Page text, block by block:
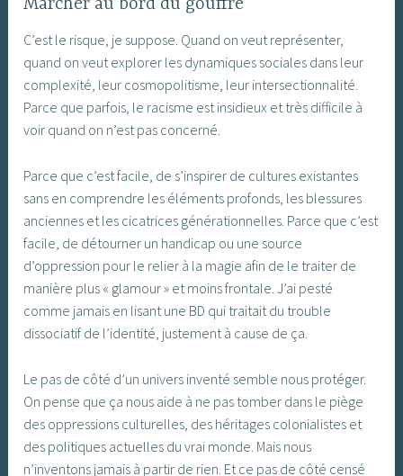
Marcher au bord du gouffre
C’est le risque, je suppose. Quand on veut représenter,
quand on veut explorer les dynamiques sociales dans leur
complexité, leur cosmopolitisme, leur intersectionnalité.
Parce que parfois, le racisme est insidieux et très difficile à
voir quand on n’est pas concerné.
Parce que c’est facile, de s’inspirer de cultures existantes
sans en comprendre les éléments profonds, les blessures
anciennes et les cicatrices générationnelles. Parce que c’est
facile, de détourner un handicap ou une source
d’oppression pour le relier à la magie afin de le traiter de
manière plus « glamour » et moins frontale. J’ai pesté
comme jamais en lisant une BD qui traitait du trouble
dissociatif de l’identité, justement à cause de ça.
Le pas de côté d’un univers inventé semble nous protéger.
On pense que ça nous aide à ne pas tomber dans le piège
des oppressions culturelles, des héritages colonialistes et
des politiques actuelles du vrai monde. Mais nous
n’inventons jamais à partir de rien. Et ce pas de côté censé